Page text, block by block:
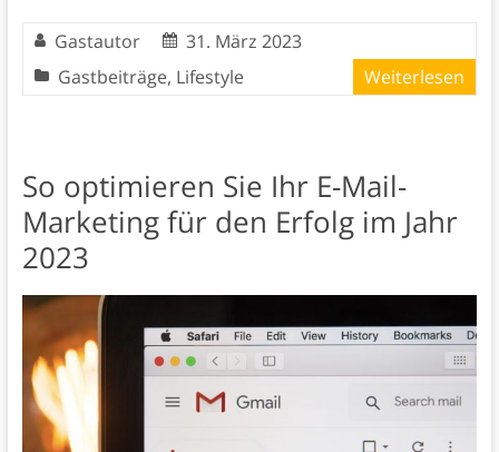
Gastautor
31. März 2023
Gastbeiträge, Lifestyle Weiterlesen
So optimieren Sie Ihr E-Mail-
Marketing für den Erfolg im Jahr
2023